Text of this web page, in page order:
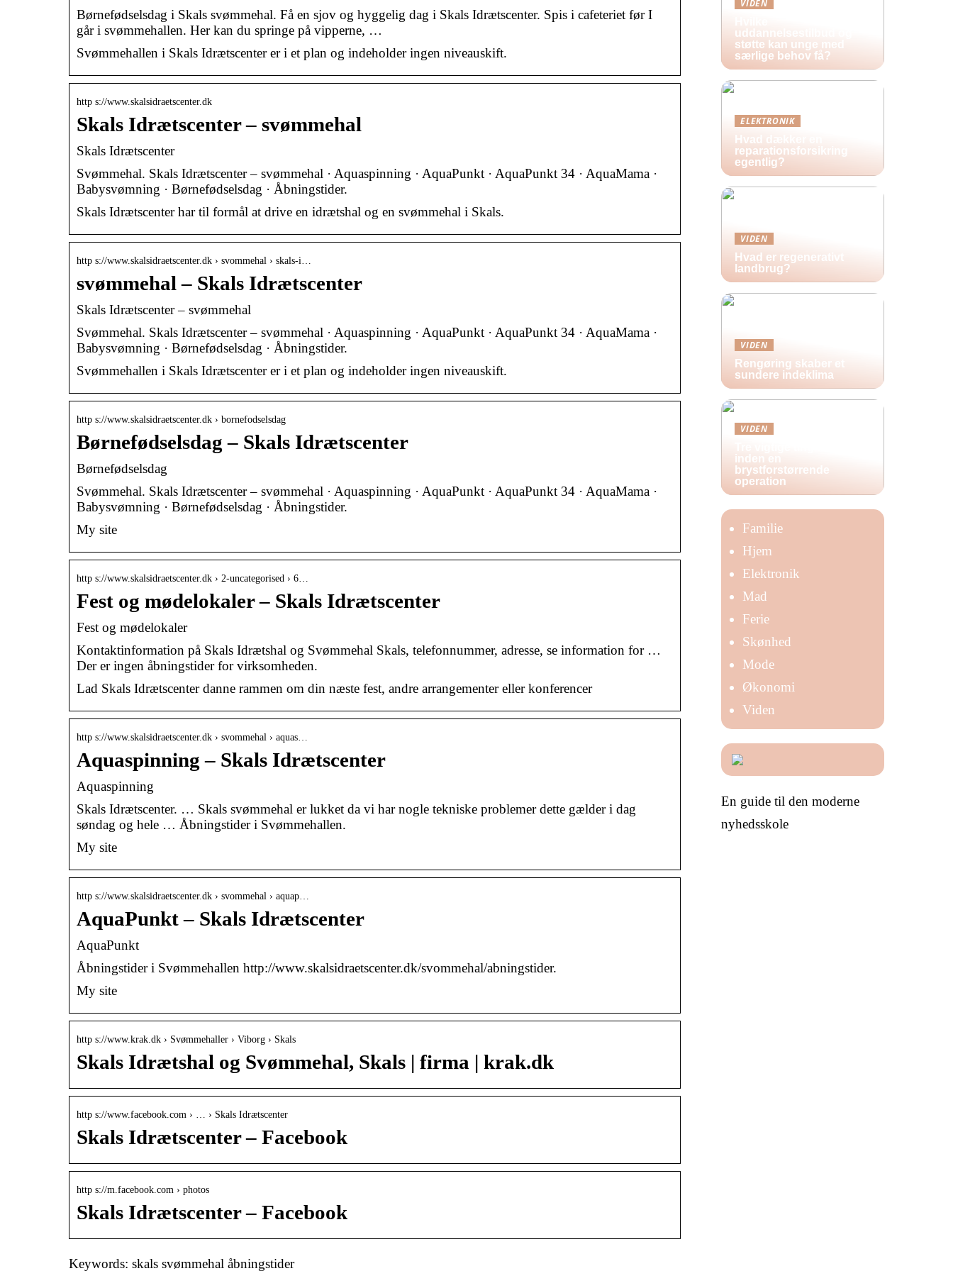
Børnefødselsdag i Skals svømmehal. Få en sjov og hyggelig dag i Skals Idrætscenter. Spis i cafeteriet før I
går i svømmehallen. Her kan du springe på vipperne, …
Svømmehallen i Skals Idrætscenter er i et plan og indeholder ingen niveauskift.
http s://www.skalsidraetscenter.dk
Skals Idrætscenter – svømmehal
Skals Idrætscenter
Svømmehal. Skals Idrætscenter – svømmehal · Aquaspinning · AquaPunkt · AquaPunkt 34 · AquaMama ·
Babysvømning · Børnefødselsdag · Åbningstider.
​Skals Idrætscenter har til formål at drive en idrætshal og en svømmehal i Skals.
http s://www.skalsidraetscenter.dk › svommehal › skals-i…
svømmehal – Skals Idrætscenter
Skals Idrætscenter – svømmehal
Svømmehal. Skals Idrætscenter – svømmehal · Aquaspinning · AquaPunkt · AquaPunkt 34 · AquaMama ·
Babysvømning · Børnefødselsdag · Åbningstider.
Svømmehallen i Skals Idrætscenter er i et plan og indeholder ingen niveauskift.
http s://www.skalsidraetscenter.dk › bornefodselsdag
Børnefødselsdag – Skals Idrætscenter
Børnefødselsdag
Svømmehal. Skals Idrætscenter – svømmehal · Aquaspinning · AquaPunkt · AquaPunkt 34 · AquaMama ·
Babysvømning · Børnefødselsdag · Åbningstider.
My site
http s://www.skalsidraetscenter.dk › 2-uncategorised › 6…
Fest og mødelokaler – Skals Idrætscenter
Fest og mødelokaler
Kontaktinformation på Skals Idrætshal og Svømmehal Skals, telefonnummer, adresse, se information for …
Der er ingen åbningstider for virksomheden.
Lad Skals Idrætscenter danne rammen om din næste fest, andre arrangementer eller konferencer
http s://www.skalsidraetscenter.dk › svommehal › aquas…
Aquaspinning – Skals Idrætscenter
Aquaspinning
Skals Idrætscenter. … Skals svømmehal er lukket da vi har nogle tekniske problemer dette gælder i dag
søndag og hele … Åbningstider i Svømmehallen.
My site
http s://www.skalsidraetscenter.dk › svommehal › aquap…
AquaPunkt – Skals Idrætscenter
AquaPunkt
Åbningstider i Svømmehallen http://www.skalsidraetscenter.dk/svommehal/abningstider.
My site
http s://www.krak.dk › Svømmehaller › Viborg › Skals
Skals Idrætshal og Svømmehal, Skals | firma | krak.dk
http s://www.facebook.com › … › Skals Idrætscenter
Skals Idrætscenter – Facebook
http s://m.facebook.com › photos
Skals Idrætscenter – Facebook
Keywords: skals svømmehal åbningstider
VIDEN
uddannelsestilbud og
støtte kan unge med
særlige behov få?
ELEKTRONIK
Hvad dækker en
reparationsforsikring
egentlig?
VIDEN
Hvad er regenerativt
landbrug?
VIDEN
Rengøring skaber et
sundere indeklima
VIDEN
inden en
brystforstørrende
operation
Familie
Hjem
Elektronik
Mad
Ferie
Skønhed
Mode
Økonomi
Viden
En guide til den moderne
nyhedsskole